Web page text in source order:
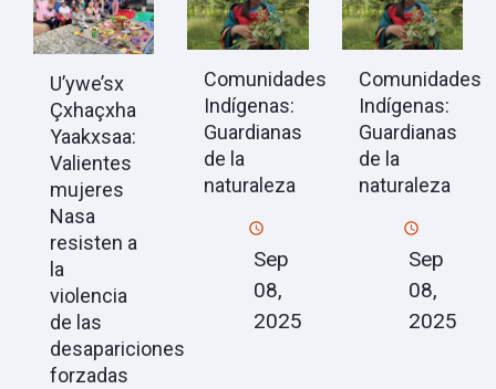
U’ywe’sx
Çxhaçxha
Yaakxsaa:
Valientes
mujeres
Nasa
resisten a
la
violencia
de las
desapariciones
forzadas
Comunidades
Indígenas:
Guardianas
de la
naturaleza
Sep
08,
2025
Comunidades
Indígenas:
Guardianas
de la
naturaleza
Sep
08,
2025